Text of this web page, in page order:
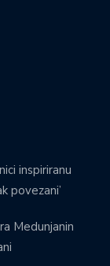
inspiriranu
povezani’
Medunjanin